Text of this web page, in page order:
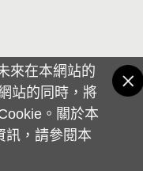
來在本網站的
站的同時，將
。關於本
訊，請參閱本